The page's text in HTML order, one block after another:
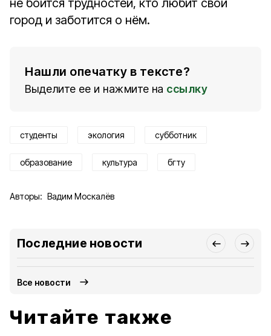
не боится трудностей, кто любит свой
город и заботится о нём.
Нашли опечатку в тексте?
Выделите ее и нажмите на ссылку
студенты экология субботник
образование культура бгту
Авторы: Вадим Москалёв
Последние новости
Все новости
Читайте также